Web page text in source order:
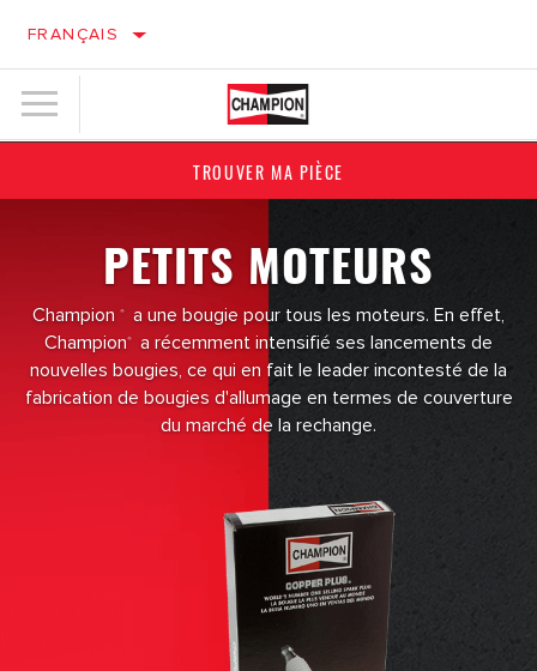
FRANÇAIS
TROUVER MA PIÈCE
PETITS MOTEURS
Champion ®
a une bougie pour tous les moteurs. En effet,
Champion®
a récemment intensifié ses lancements de
nouvelles bougies, ce qui en fait le leader incontesté de la
fabrication de bougies d'allumage en termes de couverture
du marché de la rechange.